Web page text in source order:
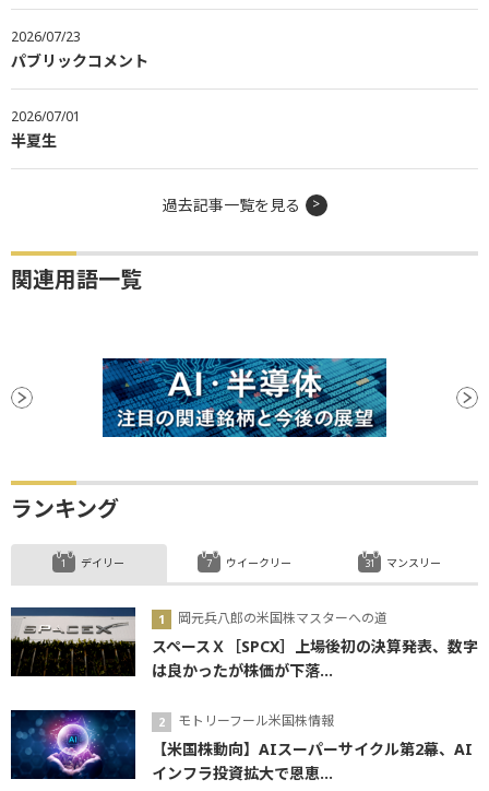
2026/07/23
パブリックコメント
2026/07/01
半夏生
過去記事一覧を見る
関連用語一覧
ランキング
デイリー
岡元兵八郎の米国株マスターへの道
スペースＸ［SPCX］上場後初の決算発表、数字
は良かったが株価が下落...
モトリーフール米国株情報
【米国株動向】AIスーパーサイクル第2幕、AI
インフラ投資拡大で恩恵...
ウイークリー マンスリー